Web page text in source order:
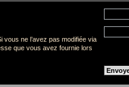
ne l’avez pas modifiée via
que vous avez fournie lors